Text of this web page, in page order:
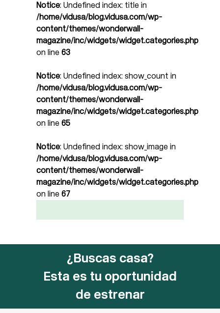
Notice: Undefined index: title in
/home/vidusa/blog.vidusa.com/wp-
content/themes/wonderwall-
magazine/inc/widgets/widget.categories.php
on line 63
Notice: Undefined index: show_count in
/home/vidusa/blog.vidusa.com/wp-
content/themes/wonderwall-
magazine/inc/widgets/widget.categories.php
on line 65
Notice: Undefined index: show_image in
/home/vidusa/blog.vidusa.com/wp-
content/themes/wonderwall-
magazine/inc/widgets/widget.categories.php
on line 67
¿Buscas casa?
Esta es tu oportunidad
de estrenar